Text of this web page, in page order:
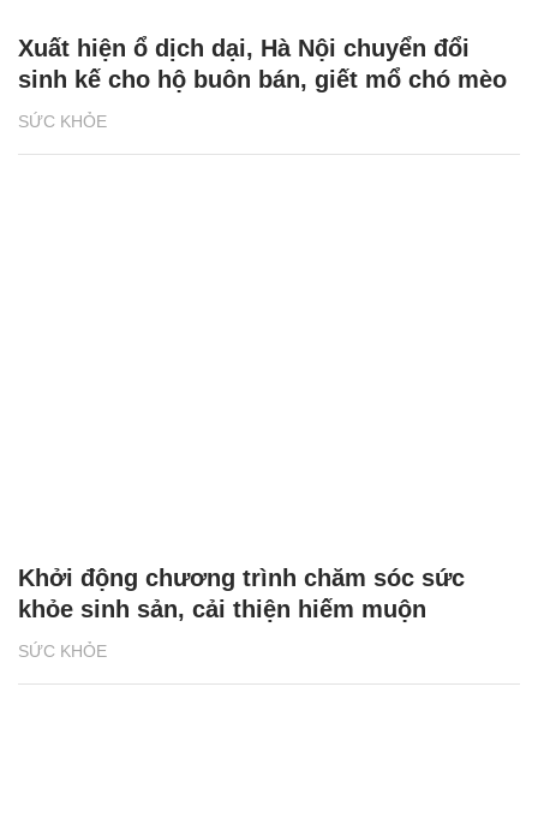
SỨC KHỎE
Xuất hiện ổ dịch dại, Hà Nội chuyển đổi
sinh kế cho hộ buôn bán, giết mổ chó mèo
SỨC KHỎE
Khởi động chương trình chăm sóc sức
khỏe sinh sản, cải thiện hiếm muộn